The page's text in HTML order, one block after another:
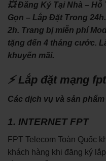
💥 Đăng Ký Tại Nhà – Hỗ
Gọn – Lắp Đặt Trong
2h. Trang bị miễn phí
tặng đến 4 tháng cước.
khuyến mãi.
⚡ Lắp đặt mạng
Các dịch vụ và sản phẩm
1. INTERNET FPT
FPT Telecom Toàn Quốc
khách hàng khi đăng ký